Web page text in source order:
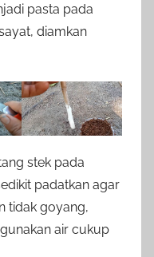
pasta pada
diamkan
stek pada
padatkan agar
tidak goyang,
air cukup